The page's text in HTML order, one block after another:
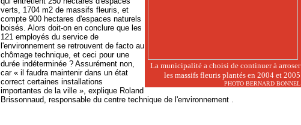
La municipalité a choisi de continuer à arroser
les massifs fleuris plantés en 2004 et 2005
PHOTO BERNARD BONNEL
verts, 1704 m2 de massifs fleuris, et
compte 900 hectares d'espaces naturels
boisés. Alors doit-on en conclure que les
121 employés du service de
l'environnement se retrouvent de facto au
chômage technique, et ceci pour une
durée indéterminée ? Assurément non,
car « il faudra maintenir dans un état
correct certaines installations
importantes de la ville », explique Roland
Brissonnaud, responsable du centre technique de l'environnement .